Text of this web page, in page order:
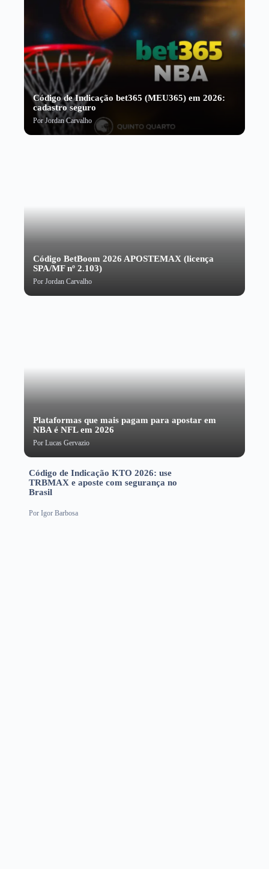
Código de Indicação bet365 (MEU365) em 2026:
cadastro seguro
PorJordan Carvalho
Código BetBoom 2026 APOSTEMAX (licença
SPA/MF nº 2.103)
Por Jordan Carvalho
Plataformas que mais pagam para apostar em
NBA é NFL em 2026
Por Lucas Gervazio
Código de Indicação KTO 2026: use
TRBMAX e aposte com segurança no
Brasil
Por Igor Barbosa